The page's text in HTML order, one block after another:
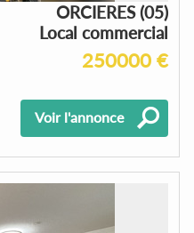
ORCIERES (05)
Local commercial
250000 €
Voir l'annonce